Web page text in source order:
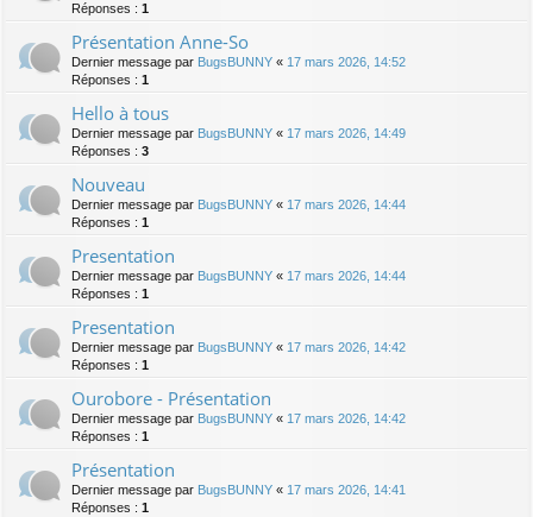
Réponses : 1
Présentation Anne-So
Dernier message par BugsBUNNY « 17 mars 2026, 14:52
Réponses : 1
Hello à tous
Dernier message par BugsBUNNY « 17 mars 2026, 14:49
Réponses : 3
Nouveau
Dernier message par BugsBUNNY « 17 mars 2026, 14:44
Réponses : 1
Presentation
Dernier message par BugsBUNNY « 17 mars 2026, 14:44
Réponses : 1
Presentation
Dernier message par BugsBUNNY « 17 mars 2026, 14:42
Réponses : 1
Ourobore - Présentation
Dernier message par BugsBUNNY « 17 mars 2026, 14:42
Réponses : 1
Présentation
Dernier message par BugsBUNNY « 17 mars 2026, 14:41
Réponses : 1